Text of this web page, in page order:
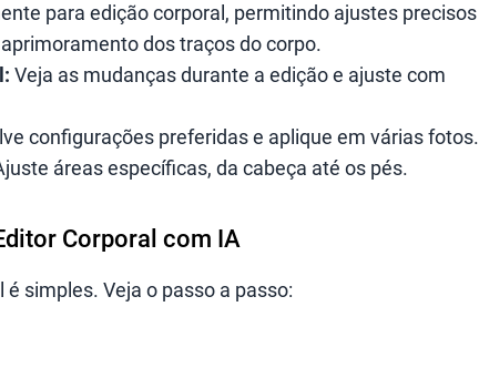
para edição corporal, permitindo ajustes
dos traços do corpo.
Veja as mudanças durante a edição e ajuste com
configurações preferidas e aplique em várias fotos.
áreas específicas, da cabeça até os pés.
Corporal com IA
simples. Veja o passo a passo: